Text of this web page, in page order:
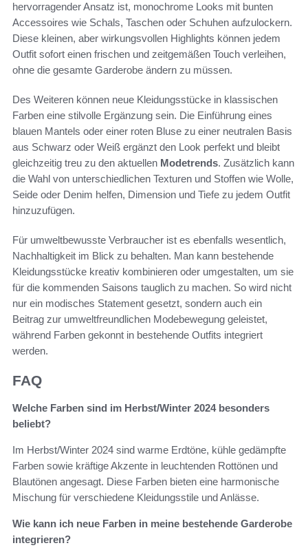
hervorragender Ansatz ist, monochrome Looks mit bunten
Accessoires wie Schals, Taschen oder Schuhen aufzulockern.
Diese kleinen, aber wirkungsvollen Highlights können jedem
Outfit sofort einen frischen und zeitgemäßen Touch verleihen,
ohne die gesamte Garderobe ändern zu müssen.
Des Weiteren können neue Kleidungsstücke in klassischen
Farben eine stilvolle Ergänzung sein. Die Einführung eines
blauen Mantels oder einer roten Bluse zu einer neutralen Basis
aus Schwarz oder Weiß ergänzt den Look perfekt und bleibt
gleichzeitig treu zu den aktuellen Modetrends. Zusätzlich kann
die Wahl von unterschiedlichen Texturen und Stoffen wie Wolle,
Seide oder Denim helfen, Dimension und Tiefe zu jedem Outfit
hinzuzufügen.
Für umweltbewusste Verbraucher ist es ebenfalls wesentlich,
Nachhaltigkeit im Blick zu behalten. Man kann bestehende
Kleidungsstücke kreativ kombinieren oder umgestalten, um sie
für die kommenden Saisons tauglich zu machen. So wird nicht
nur ein modisches Statement gesetzt, sondern auch ein
Beitrag zur umweltfreundlichen Modebewegung geleistet,
während Farben gekonnt in bestehende Outfits integriert
werden.
FAQ
Welche Farben sind im Herbst/Winter 2024 besonders
beliebt?
Im Herbst/Winter 2024 sind warme Erdtöne, kühle gedämpfte
Farben sowie kräftige Akzente in leuchtenden Rottönen und
Blautönen angesagt. Diese Farben bieten eine harmonische
Mischung für verschiedene Kleidungsstile und Anlässe.
Wie kann ich neue Farben in meine bestehende Garderobe
integrieren?